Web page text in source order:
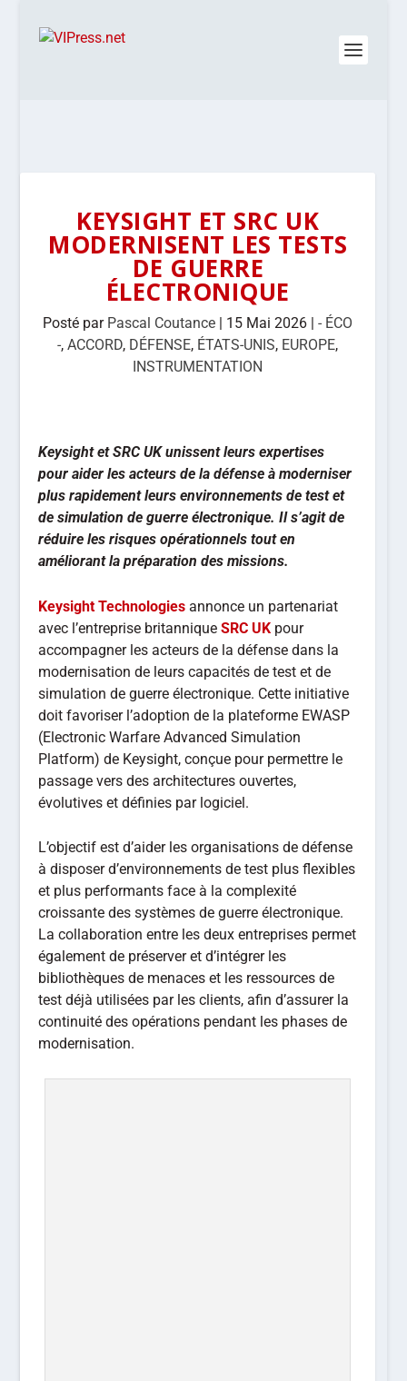
KEYSIGHT ET SRC UK
MODERNISENT LES TESTS
DE GUERRE
ÉLECTRONIQUE
Posté par Pascal Coutance | 15 Mai 2026 |- ÉCO
-,ACCORD, DÉFENSE, ÉTATS-UNIS, EUROPE,
INSTRUMENTATION
Keysight et SRC UK unissent leurs expertises
pour aider les acteurs de la défense à moderniser
plus rapidement leurs environnements de test et
de simulation de guerre électronique. Il s’agit de
réduire les risques opérationnels tout en
améliorant la préparation des missions.
Keysight Technologies annonce un partenariat
avec l’entreprise britanniqueSRC UK pour
accompagner les acteurs de la défense dans la
modernisation de leurs capacités de test et de
simulation de guerre électronique. Cette initiative
doit favoriser l’adoption de la plateforme EWASP
(Electronic Warfare Advanced Simulation
Platform) de Keysight, conçue pour permettre le
passage vers des architectures ouvertes,
évolutives et définies par logiciel.
L’objectif est d’aider les organisations de défense
à disposer d’environnements de test plus flexibles
et plus performants face à la complexité
croissante des systèmes de guerre électronique.
La collaboration entre les deux entreprises permet
également de préserver et d’intégrer les
bibliothèques de menaces et les ressources de
test déjà utilisées par les clients, afin d’assurer la
continuité des opérations pendant les phases de
modernisation.